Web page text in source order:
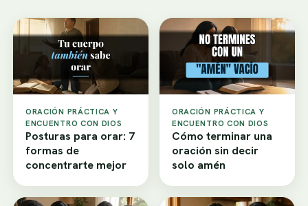
ORACIÓN PRÁCTICA Y
ENCUENTRO CON DIOS
Posturas para orar: 7
formas de
concentrarte mejor
ORACIÓN PRÁCTICA Y
ENCUENTRO CON DIOS
Cómo terminar una
oración sin decir
solo amén